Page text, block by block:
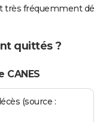
très fréquemment
quittés ?
(source :